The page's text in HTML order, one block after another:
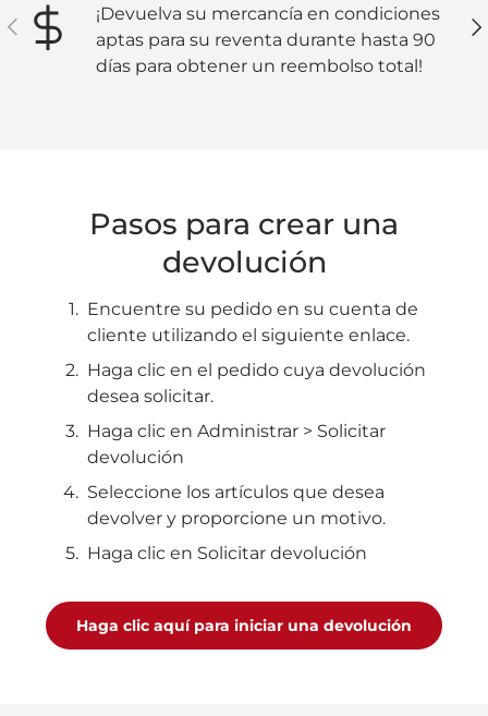
Anterior
¡Devuelva su mercancía en condiciones
aptas para su reventa durante hasta 90
días para obtener un reembolso total!
Pasos para crear una
devolución
Encuentre su pedido en su cuenta de
cliente utilizando el siguiente enlace.
Haga clic en el pedido cuya devolución
desea solicitar.
Haga clic en Administrar > Solicitar
devolución
Seleccione los artículos que desea
devolver y proporcione un motivo.
Haga clic en Solicitar devolución
Haga clic aquí para iniciar una devolución